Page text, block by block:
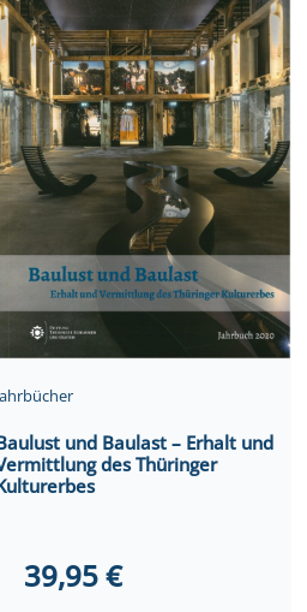
und Baulast – Erhalt und
des Thüringer
39,95€